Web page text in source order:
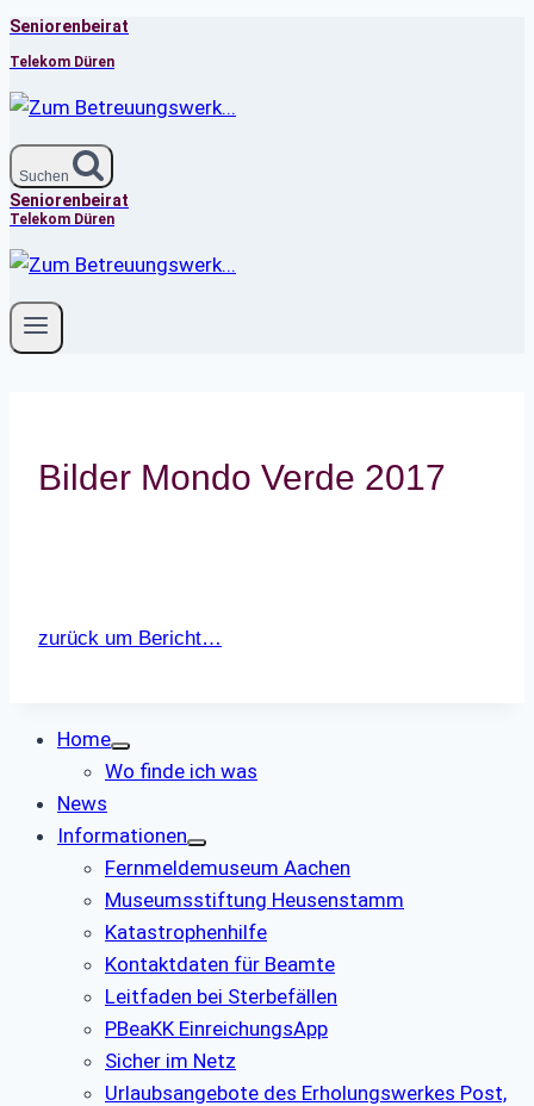
Zum
Inhalt
springen
Seniorenbeirat
Telekom Düren
Suchen
Seniorenbeirat
Telekom Düren
Bilder Mondo Verde 2017
zurück um Bericht…
Home
Wo finde ich was
News
Informationen
Fernmeldemuseum Aachen
Museumsstiftung Heusenstamm
Katastrophenhilfe
Kontaktdaten für Beamte
Leitfaden bei Sterbefällen
PBeaKK EinreichungsApp
Sicher im Netz
Urlaubsangebote des Erholungswerkes Post,